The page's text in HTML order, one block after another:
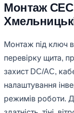
Монтаж СЕС
Монтаж під ключ
перевірку щита,
захист DC/AC,
налаштування
режимів роботи.